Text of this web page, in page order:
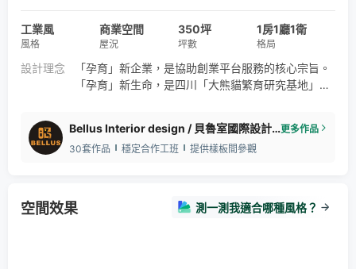
工業風
風格
商業空間
屋況
350坪
坪數
1房1廳1衛
格局
設計理念
「孕育」新企業，是協助創業平台服務的核心宗旨。
「孕育」新生命，是四川「大熊貓繁育研究基地」成
創商辦中心作為都市印象的再拓展、地景的再延伸，
以「大熊貓」為刻劃主角，其生長環境與成都風光揉
Bellus Interior design / 貝魯室國際設計室内裝修有限公司更多作品
30套作品
穩定合作工班 提供樣板間參觀
空間效果 測一測我適合哪種風格？